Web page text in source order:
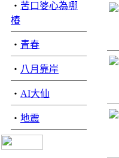
‧ 苦口婆心為哪
樁
‧ 青春
‧ 八月靠岸
‧ AI大仙
‧ 地震